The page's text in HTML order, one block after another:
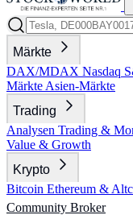
Märkte
DAX/MDAX Nasdaq
Märkte Asien-Märkte
Trading
Analysen Trading &
Value & Growth
Krypto
Bitcoin Ethereum &
Community Broker